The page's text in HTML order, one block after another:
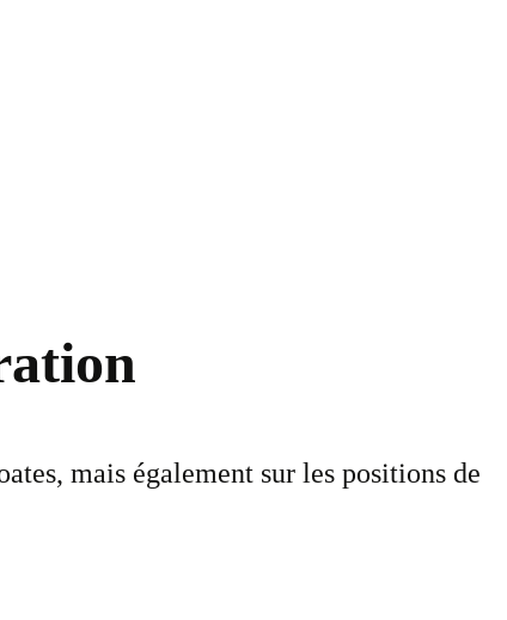
mais également sur les positions de